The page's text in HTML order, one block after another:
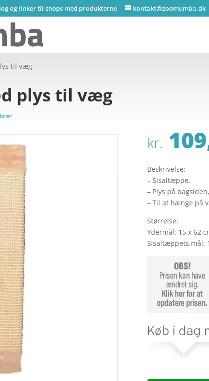
og linker til shops med produkterne kontakt@zoomumba.dk
til væg
plys til væg
kr.
Beskrivelse:
– Sisaltæppe.
– Plys på
– Til at hænge på
Størrelse:
Ydermål: 15 x 62
Sisaltæppets mål: